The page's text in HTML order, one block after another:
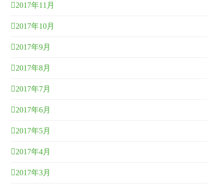
2017年11月
2017年10月
2017年9月
2017年8月
2017年7月
2017年6月
2017年5月
2017年4月
2017年3月